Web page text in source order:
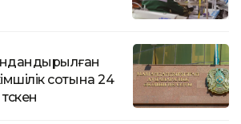
сотына 24